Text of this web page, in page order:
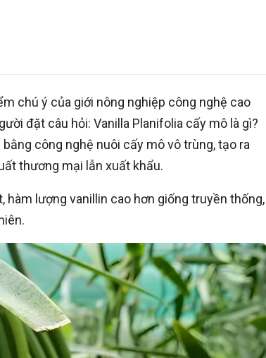
chú ý của giới nông nghiệp công nghệ cao
đặt câu hỏi: Vanilla Planifolia cấy mô là gì?
công nghệ nuôi cấy mô vô trùng, tạo ra
thương mại lẫn xuất khẩu.
hàm lượng vanillin cao hơn giống truyền thống,